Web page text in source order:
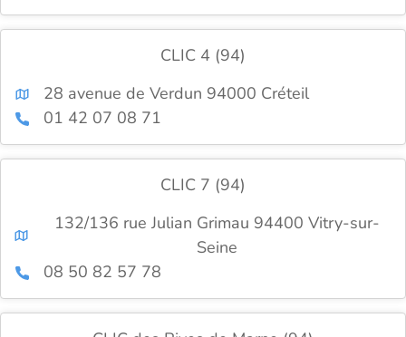
CLIC 4 (94)
28 avenue de Verdun 94000 Créteil
01 42 07 08 71
CLIC 7 (94)
132/136 rue Julian Grimau 94400 Vitry-sur-
Seine
08 50 82 57 78